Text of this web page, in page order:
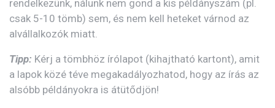
rendelkezünk, nálunk nem gond a kis példányszám (pl.
csak 5-10 tömb) sem, és nem kell heteket várnod az
alvállalkozók miatt.
Tipp: Kérj a tömbhöz írólapot (kihajtható kartont), amit
a lapok közé téve megakadályozhatod, hogy az írás az
alsóbb példányokra is átütődjön!